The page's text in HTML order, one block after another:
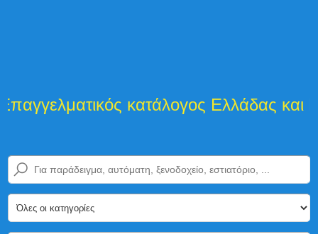
κατάλογος Ελλάδας και